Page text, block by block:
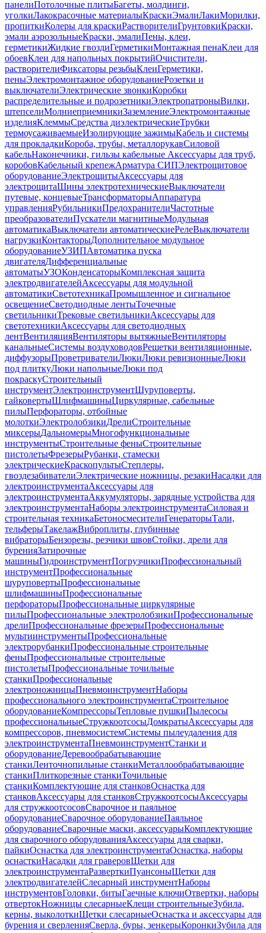
панелиПотолочные плитыБагеты, молдинги,
уголкиЛакокрасочные материалыКраскиЭмалиЛакиМорилки,
пропиткиКолеры для краскиРастворителиГрунтовкиКраски,
эмали аэрозольныеКраски, эмалиПены, клеи,
герметикиЖидкие гвоздиГерметикиМонтажная пенаКлеи для
обоевКлеи для напольных покрытийОчистители,
растворителиФиксаторы резьбыКлеиГерметики,
пеныЭлектромонтажное оборудованиеРозетки и
выключателиЭлектрические звонкиКоробки
распределительные и подрозетникиЭлектропатроныВилки,
штепселиМолниеприемникиЗаземлениеЭлектромонтажные
изделияКлеммыСредства диэлектрическиеТрубки
термоусаживаемыеИзолирующие зажимыКабель и системы
для прокладкиКороба, трубы, металлорукавСиловой
кабельНаконечники, гильзы кабельные Аксессуары для труб,
коробовКабельный крепежАрматура СИПЭлектрощитовое
оборудованиеЭлектрощитыАксессуары для
электрощитаШины электротехническиеВыключатели
путевые, концевыеТрансформаторыАппаратура
управленияРубильникиПредохранителиЧастотные
преобразователиПускатели магнитныеМодульная
автоматикаВыключатели автоматическиеРелеВыключатели
нагрузкиКонтакторыДополнительное модульное
оборудованиеУЗИПАвтоматика пуска
двигателяДифференциальные
автоматыУЗОКонденсаторыКомплексная защита
электродвигателейАксессуары для модульной
автоматикиСветотехникаПромышленное и сигнальное
освещениеСветодиодные лентыТочечные
светильникиТрековые светильникиАксессуары для
светотехникиАксессуары для светодиодных
лентВентиляцияВентиляторы вытяжныеВентиляторы
канальныеСистемы воздуховодовРешетки вентиляционные,
диффузорыПроветривателиЛюкиЛюки ревизионныеЛюки
под плиткуЛюки напольныеЛюки под
покраскуСтроительный
инструментЭлектроинструментШуруповерты,
гайковертыШлифмашиныЦиркулярные, сабельные
пилыПерфораторы, отбойные
молоткиЭлектролобзикиДрелиСтроительные
миксерыДальномерыМногофункциональные
инструментыСтроительные феныСтроительные
пистолетыФрезерыРубанки, стамески
электрическиеКраскопультыСтеплеры,
гвоздезабивателиЭлектрические ножницы, резакиНасадки для
электроинструментаАксессуары для
электроинструментаАккумуляторы, зарядные устройства для
электроинструментаНаборы электроинструментаСиловая и
строительная техникаБетоносмесителиГенераторыТали,
тельферыТакелажВиброплиты, глубинные
вибраторыБензорезы, резчики швовСтойки, дрели для
буренияЗатирочные
машиныГидроинструментПогрузчикиПрофессиональный
инструментПрофессиональные
шуруповертыПрофессиональные
шлифмашиныПрофессиональные
перфораторыПрофессиональные циркулярные
пилыПрофессиональные электролобзикиПрофессиональные
дрелиПрофессиональные фрезерыПрофессиональные
мультиинструментыПрофессиональные
электрорубанкиПрофессиональные строительные
феныПрофессиональные строительные
пистолетыПрофессиональные точильные
станкиПрофессиональные
электроножницыПневмоинструментНаборы
профессионального электроинструментаСтроительное
оборудованиеКомпрессорыТепловые пушкиПылесосы
профессиональныеСтружкоотсосыДомкратыАксессуары для
компрессоров, пневмосистемСистемы пылеудаления для
электроинструментаПневмоинструментСтанки и
оборудованиеДеревообрабатывающие
станкиЛенточнопильные станкиМеталлообрабатывающие
станкиПлиткорезные станкиТочильные
станкиКомплектующие для станковОснастка для
станковАксессуары для станковСтружкоотсосыАксессуары
для стружкоотсосовСварочное и паяльное
оборудованиеСварочное оборудованиеПаяльное
оборудованиеСварочные маски, аксессуарыКомплектующие
для сварочного оборудованияАксессуары для сварки,
пайкиОснастка для электроинструментаОснастка, наборы
оснасткиНасадки для граверовЩетки для
электроинструментаРазверткиПуансоныЩетки для
электродвигателейСлесарный инструментНаборы
инструментовГоловки, битыГаечные ключиОтвертки, наборы
отвертокНожницы слесарныеКлещи строительныеЗубила,
керны, выколоткиЩетки слесарныеОснастка и аксессуары для
бурения и сверленияСверла, буры, зенкерыКоронкиЗубила для